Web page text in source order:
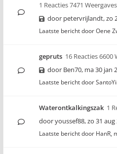
1 Reacties 7471 Weergaves
door petervrijlandt,zo
Laatste bericht doorOene
gepruts 16 Reacties 6600
door Ben70, ma 30 jan
Laatste bericht door
Waterontkalkingszak 1
dooryoussef88,zo 31 aug
Laatste bericht door HanR,